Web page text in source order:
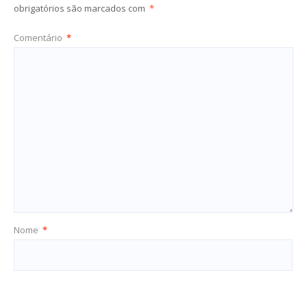
obrigatórios são marcados com *
Comentário *
Nome *